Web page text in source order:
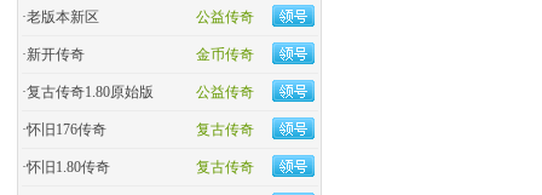
公益传奇
·老版本新区
金币传奇
·新开传奇
公益传奇
·复古传奇1.80原始版
复古传奇
·怀旧176传奇
复古传奇
·怀旧1.80传奇